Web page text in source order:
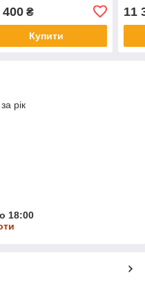
400₴
Купити
11
рік
18:00